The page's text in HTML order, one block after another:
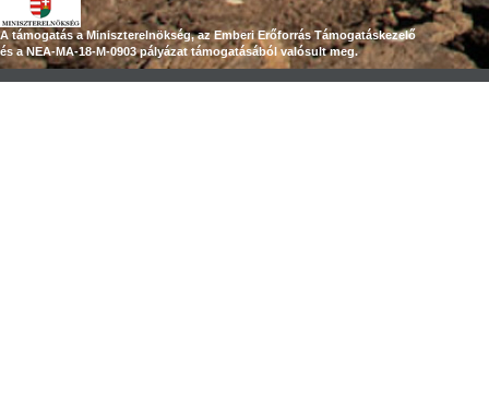
A támogatás a Miniszterelnökség, az Emberi Erőforrás Támogatáskezelő
és a NEA-MA-18-M-0903 pályázat támogatásából valósult meg.